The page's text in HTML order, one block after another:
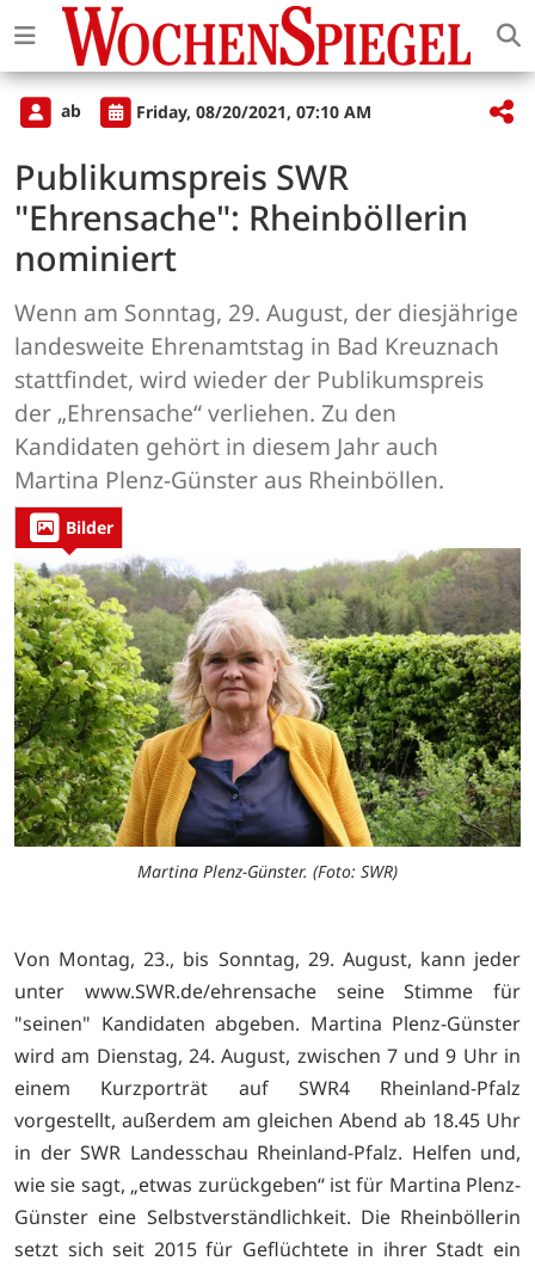
ab Friday, 08/20/2021, 07:10 AM
Publikumspreis SWR
"Ehrensache": Rheinböllerin
nominiert
Wenn am Sonntag, 29. August, der diesjährige
landesweite Ehrenamtstag in Bad Kreuznach
stattfindet, wird wieder der Publikumspreis
der „Ehrensache“ verliehen. Zu den
Kandidaten gehört in diesem Jahr auch
Martina Plenz-Günster aus Rheinböllen.
Bilder
Martina Plenz-Günster. (Foto: SWR)
Von Montag, 23., bis Sonntag, 29. August, kann jeder
unter www.SWR.de/ehrensache seine Stimme für
"seinen" Kandidaten abgeben. Martina Plenz-Günster
wird am Dienstag, 24. August, zwischen 7 und 9 Uhr in
einem Kurzporträt auf SWR4 Rheinland-Pfalz
vorgestellt, außerdem am gleichen Abend ab 18.45 Uhr
in der SWR Landesschau Rheinland-Pfalz. Helfen und,
wie sie sagt, „etwas zurückgeben“ ist für Martina Plenz-
Günster eine Selbstverständlichkeit. Die Rheinböllerin
setzt sich seit 2015 für Geflüchtete in ihrer Stadt ein